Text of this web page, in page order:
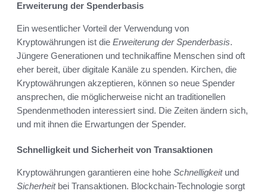
Erweiterung der Spenderbasis
Ein wesentlicher Vorteil der Verwendung von
Kryptowährungen ist die Erweiterung der Spenderbasis.
Jüngere Generationen und technikaffine Menschen sind oft
eher bereit, über digitale Kanäle zu spenden. Kirchen, die
Kryptowährungen akzeptieren, können so neue Spender
ansprechen, die möglicherweise nicht an traditionellen
Spendenmethoden interessiert sind. Die Zeiten ändern sich,
und mit ihnen die Erwartungen der Spender.
Schnelligkeit und Sicherheit von Transaktionen
Kryptowährungen garantieren eine hohe Schnelligkeitund
Sicherheitbei Transaktionen. Blockchain-Technologie sorgt